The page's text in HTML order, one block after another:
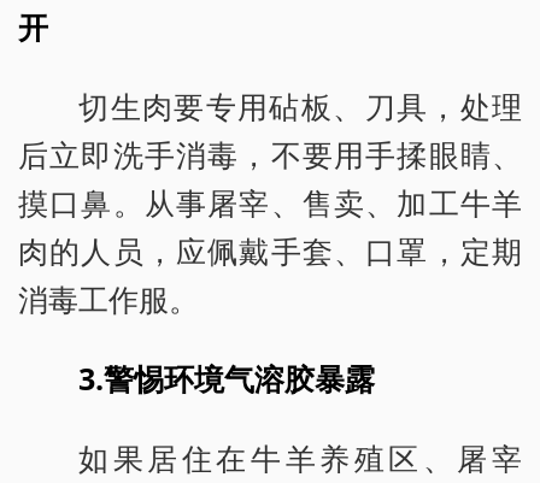
开
切生肉要专用砧板、刀具，处理
后立即洗手消毒，不要用手揉眼睛、
摸口鼻。从事屠宰、售卖、加工牛羊
肉的人员，应佩戴手套、口罩，定期
消毒工作服。
3.警惕环境气溶胶暴露
如果居住在牛羊养殖区、屠宰